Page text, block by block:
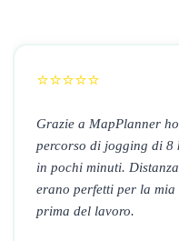
⭐⭐⭐⭐⭐
Grazie a MapPlanner
percorso di jogging di 8
in pochi minuti.
erano perfetti per la mia
prima del lavoro.